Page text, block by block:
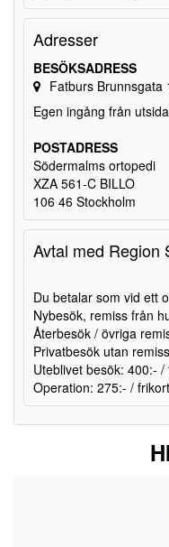
Adresser
BESÖKSADRESS
Fatburs Brunnsgata
Egen ingång från
POSTADRESS
Södermalms ortopedi
XZA 561-C BILLO
106 46 Stockholm
Avtal med Region
Du betalar som vid ett
Nybesök, remiss från
Återbesök / övriga
Privatbesök utan
Uteblivet besök: 400:-
Operation: 275:- / frikort